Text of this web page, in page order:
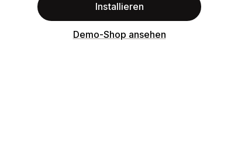
Installieren
Demo-Shop ansehen